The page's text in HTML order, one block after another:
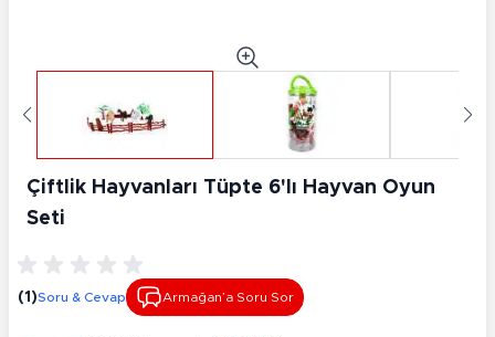
Çiftlik Hayvanları Tüpte 6'lı Hayvan Oyun
Seti
(1)Soru & Cevap Armağan’a Soru Sor